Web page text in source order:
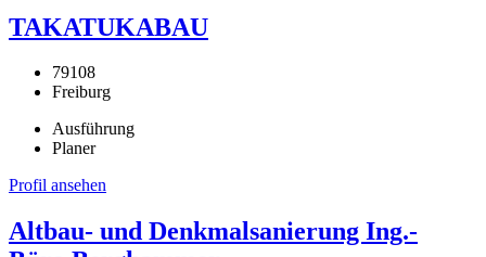
TAKATUKABAU
79108
Freiburg
Ausführung
Planer
Profil ansehen
Altbau- und Denkmalsanierung Ing.-